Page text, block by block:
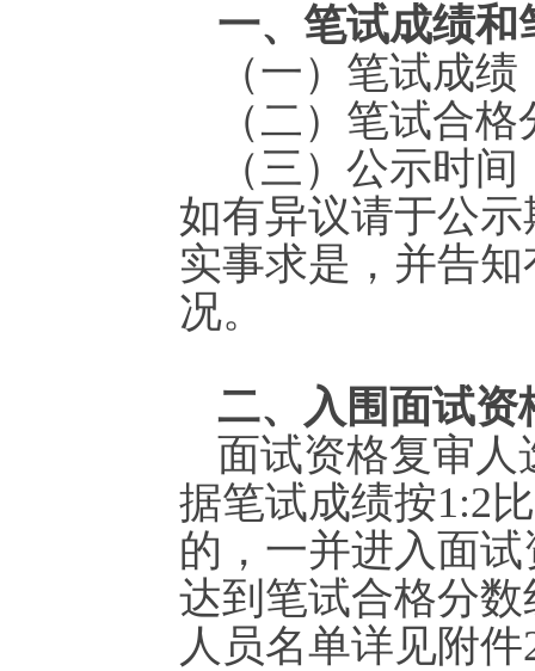
一、笔试成绩和
（一）笔试成
（二）笔试合
（三）公示时
如有异议请于公
实事求是，并告
况。
二、入围面试资
面试资格复审
据笔试成绩按1:2
的，一并进入面
达到笔试合格分
人员名单详见附件